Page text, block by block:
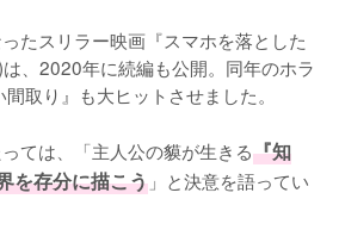
たスリラー映画『スマホを落とした
、2020年に続編も公開。同年のホラ
取り』も大ヒットさせました。
ては、「主人公の貘が生きる『知
を存分に描こう 」と決意を語ってい